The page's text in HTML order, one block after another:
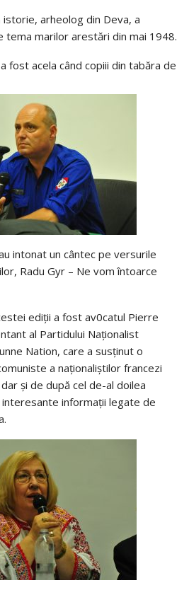
istorie, arheolog din Deva, a
tema marilor arestări din mai 1948.
fost acela când copiii din tabăra de
intonat un cântec pe versurile
Radu Gyr – Ne vom întoarce
ediții a fost av0catul Pierre
al Partidului Naționalist
Nation, care a susținut o
a naționaliștilor francezi
și de după cel de-al doilea
informații legate de